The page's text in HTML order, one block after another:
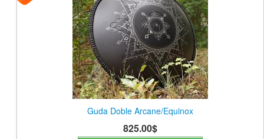
Guda Doble Arcane/Equinox
825.00$